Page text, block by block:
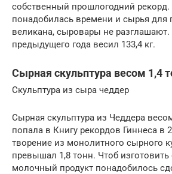
собственный прошлогодний рекорд.
понадобилась времени и сырья для
великана, сыровары не
предыдущего года весил 133,4 кг.
Сырная скульптура весом 1,4
Скульптура из сыра чеддер
Сырная скульптура из Чеддера
попала в Книгу рекордов Гиннеса в
творение из монолитного сырного
превышал 1,8 тонн. Чтоб
молочный продукт понадобилось